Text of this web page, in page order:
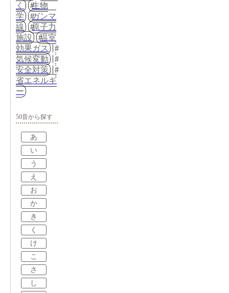
く
生物
学
ガンマ
線
原子力
施設
温室
効果ガス
気候変動
安全対策
省エネルギ
ー
50音から探す
あ
い
う
え
お
か
き
く
け
こ
さ
し